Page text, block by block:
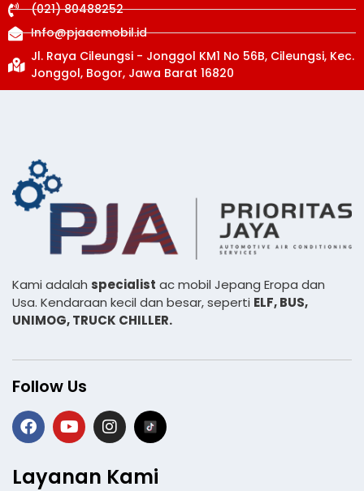
(021) 80488252
Info@pjaacmobil.id
Jl. Raya Cileungsi - Jonggol KM1 No 56B, Cileungsi, Kec.
Jonggol, Bogor, Jawa Barat 16820
Kami adalah specialist ac mobil Jepang Eropa dan
Usa. Kendaraan kecil dan besar, seperti ELF, BUS,
UNIMOG, TRUCK CHILLER.
Follow Us
Layanan Kami